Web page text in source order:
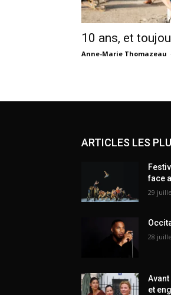
10 ans, et
Anne-Marie Thomazeau -
ARTICLES LES
face
29
28
et